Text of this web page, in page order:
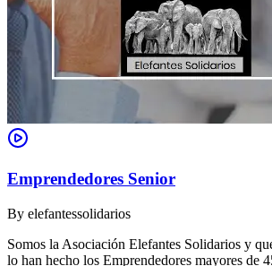
Emprendedores Senior
By elefantessolidarios
Somos la Asociación Elefantes Solidarios y
lo han hecho los Emprendedores mayores de